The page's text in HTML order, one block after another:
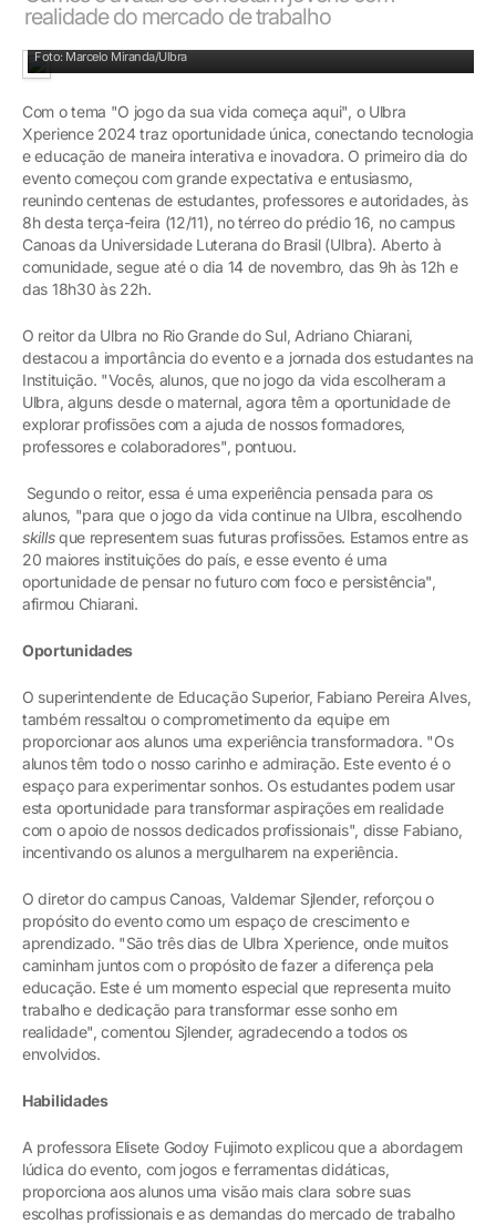
realidade do mercado de trabalho
Foto: Marcelo Miranda/Ulbra
Com o tema "O jogo da sua vida começa aqui", o Ulbra
Xperience 2024 traz oportunidade única, conectando tecnologia
e educação de maneira interativa e inovadora. O primeiro dia do
evento começou com grande expectativa e entusiasmo,
reunindo centenas de estudantes, professores e autoridades, às
8h desta terça-feira (12/11), no térreo do prédio 16, no campus
Canoas da Universidade Luterana do Brasil (Ulbra). Aberto à
comunidade, segue até o dia 14 de novembro, das 9h às 12h e
das 18h30 às 22h.
O reitor da Ulbra no Rio Grande do Sul, Adriano Chiarani,
destacou a importância do evento e a jornada dos estudantes na
Instituição. "Vocês, alunos, que no jogo da vida escolheram a
Ulbra, alguns desde o maternal, agora têm a oportunidade de
explorar profissões com a ajuda de nossos formadores,
professores e colaboradores", pontuou.
Segundo o reitor, essa é uma experiência pensada para os
alunos, "para que o jogo da vida continue na Ulbra, escolhendo
skillsque representem suas futuras profissões. Estamos entre as
20 maiores instituições do país, e esse evento é uma
oportunidade de pensar no futuro com foco e persistência",
afirmou Chiarani.
Oportunidades
O superintendente de Educação Superior, Fabiano Pereira Alves,
também ressaltou o comprometimento da equipe em
proporcionar aos alunos uma experiência transformadora. "Os
alunos têm todo o nosso carinho e admiração. Este evento é o
espaço para experimentar sonhos. Os estudantes podem usar
esta oportunidade para transformar aspirações em realidade
com o apoio de nossos dedicados profissionais", disse Fabiano,
incentivando os alunos a mergulharem na experiência.
O diretor do campus Canoas, Valdemar Sjlender, reforçou o
propósito do evento como um espaço de crescimento e
aprendizado. "São três dias de Ulbra Xperience, onde muitos
caminham juntos com o propósito de fazer a diferença pela
educação. Este é um momento especial que representa muito
trabalho e dedicação para transformar esse sonho em
realidade", comentou Sjlender, agradecendo a todos os
envolvidos.
Habilidades
A professora Elisete Godoy Fujimoto explicou que a abordagem
lúdica do evento, com jogos e ferramentas didáticas,
proporciona aos alunos uma visão mais clara sobre suas
escolhas profissionais e as demandas do mercado de trabalho